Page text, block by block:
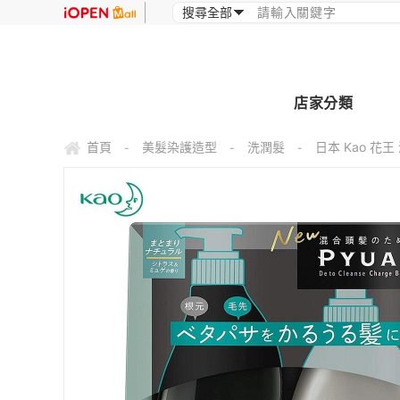
店家分類
首頁 - 美髮染護造型 - 洗潤髮 - 日本 Kao 花